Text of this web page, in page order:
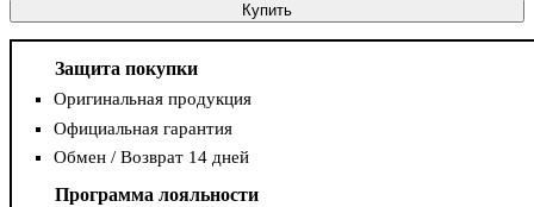
Купить
Защита покупки
Оригинальная продукция
Официальная гарантия
Обмен / Возврат 14 дней
Программа лояльности